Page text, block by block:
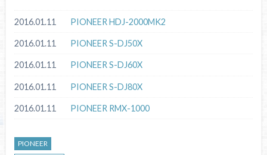
2016.01.11 PIONEER HDJ-2000MK2
2016.01.11 PIONEER S-DJ50X
2016.01.11 PIONEER S-DJ60X
2016.01.11 PIONEER S-DJ80X
2016.01.11 PIONEER RMX-1000
PIONEER